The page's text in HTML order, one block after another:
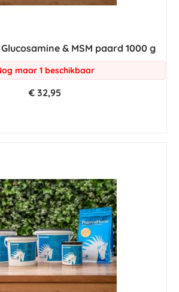
& MSM paard 1000 g
maar 1 beschikbaar
€ 32,95